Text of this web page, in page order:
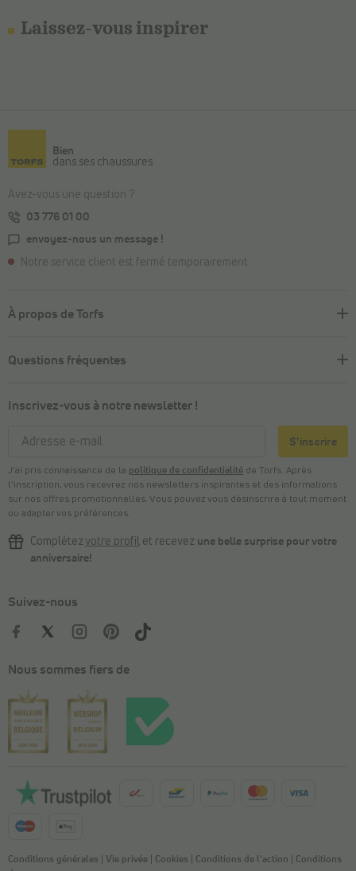
Laissez-vous inspirer
Bien
dans ses chaussures
Avez-vous une question ?
03 776 01 00
envoyez-nous un message !
Notre service client est fermé temporairement
À propos de Torfs
Questions fréquentes
Inscrivez-vous à notre newsletter !
S'inscrire
J’ai pris connaissance de la politique de confidentialité de Torfs. Après
l’inscription, vous recevrez nos newsletters inspirantes et des informations
sur nos offres promotionnelles. Vous pouvez vous désinscrire à tout moment
ou adapter vos préférences.
Complétez votre profil et recevez une belle surprise pour votre
anniversaire!
Suivez-nous
Nous sommes fiers de
Conditions générales Vie privée Cookies Conditions de l'action
Conditions